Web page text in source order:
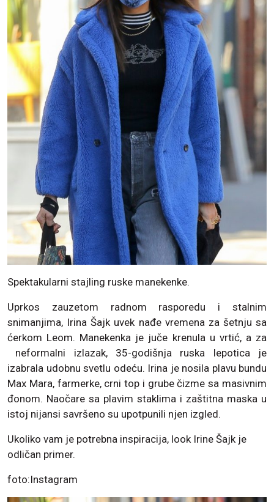
Spektakularni stajling ruske manekenke.
Uprkos zauzetom radnom rasporedu i stalnim
snimanjima, Irina Šajk uvek nađe vremena za šetnju sa
ćerkom Leom. Manekenka je juče krenula u vrtić, a za
neformalni izlazak, 35-godišnja ruska lepotica je
izabrala udobnu svetlu odeću. Irina je nosila plavu bundu
Max Mara, farmerke, crni top i grube čizme sa masivnim
đonom. Naočare sa plavim staklima i zaštitna maska u
istoj nijansi savršeno su upotpunili njen izgled.
Ukoliko vam je potrebna inspiracija, look Irine Šajk je
odličan primer.
foto:Instagram